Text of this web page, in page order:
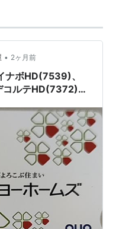
• 2ヶ月前
ボHD(7539)、
ルテHD(7372)、